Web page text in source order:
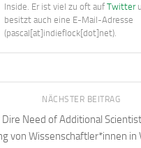
Inside. Er ist viel zu oft aufTwitter
besitzt auch eine E-Mail-Adresse
(pascal[at]indieflock[dot]net).
NÄCHSTER BEITRAG
Dire Need of Additional
von Wissenschaftler*innen in